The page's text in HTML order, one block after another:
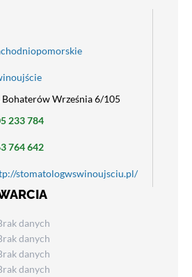
Bohaterów Września 6/105
233 784
764 642
stomatologwswinoujsciu.pl/
danych
danych
danych
danych